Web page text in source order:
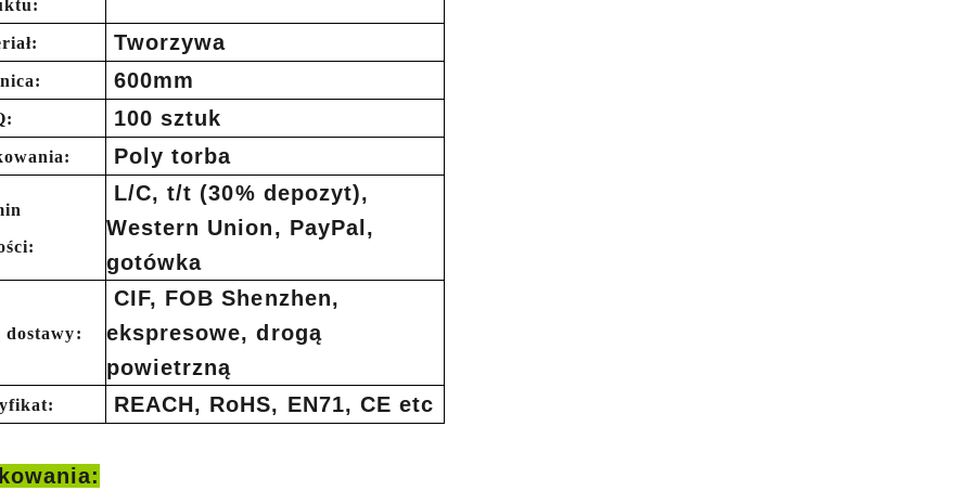
Tworzywa
600mm
100 sztuk
Poly torba
L/C, t/t (30% depozyt),
Western Union, PayPal,
gotówka
dostawy:
CIF, FOB Shenzhen,
ekspresowe, drogą
powietrzną
REACH, RoHS, EN71, CE etc